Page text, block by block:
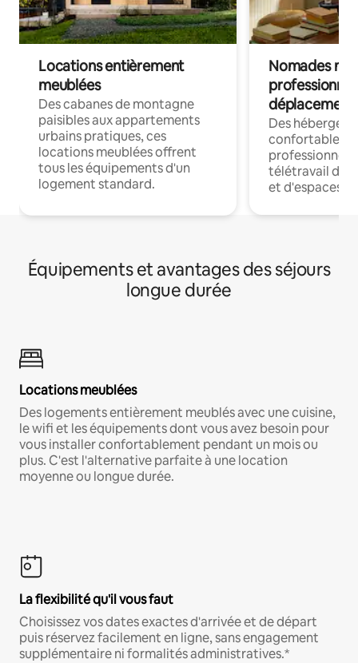
Locations entièrement
meublées
Des cabanes de montagne
paisibles aux appartements
urbains pratiques, ces
locations meublées offrent
tous les équipements d'un
logement standard.
Nomades
déplacement
Des
confortables
professionnels
télétravail
et d'espaces
Équipements et avantages des séjours
longue durée
Locations meublées
Des logements entièrement meublés avec une cuisine,
le wifi et les équipements dont vous avez besoin pour
vous installer confortablement pendant un mois ou
plus. C'est l'alternative parfaite à une location
moyenne ou longue durée.
La flexibilité qu'il vous faut
Choisissez vos dates exactes d'arrivée et de départ
puis réservez facilement en ligne, sans engagement
supplémentaire ni formalités administratives.*